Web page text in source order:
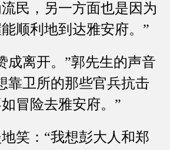
民，另一方面也是因为
顺利地到达雅安府。”
离开。”郭先生的声音
靠卫所的那些官兵抗击
冒险去雅安府。”
：“我想彭大人和郑